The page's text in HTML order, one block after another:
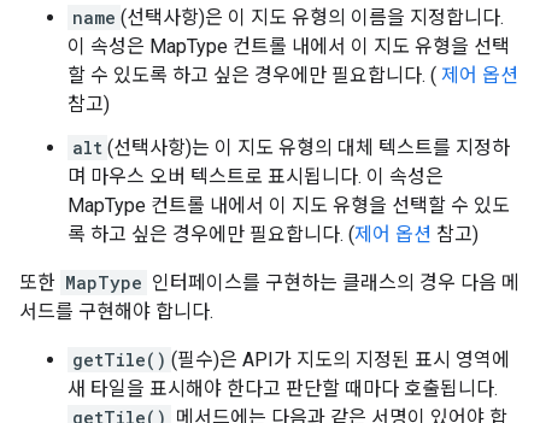
name (선택사항)은 이 지도 유형의 이름을 지정합니다.
이 속성은 MapType 컨트롤 내에서 이 지도 유형을 선택
할 수 있도록 하고 싶은 경우에만 필요합니다. ( 제어 옵션
참고)
alt (선택사항)는 이 지도 유형의 대체 텍스트를 지정하
며 마우스 오버 텍스트로 표시됩니다. 이 속성은
MapType 컨트롤 내에서 이 지도 유형을 선택할 수 있도
록 하고 싶은 경우에만 필요합니다. (제어 옵션 참고)
또한 MapType 인터페이스를 구현하는 클래스의 경우 다음 메
서드를 구현해야 합니다.
getTile() (필수)은 API가 지도의 지정된 표시 영역에
새 타일을 표시해야 한다고 판단할 때마다 호출됩니다.
getTile() 메서드에는 다음과 같은 서명이 있어야 합